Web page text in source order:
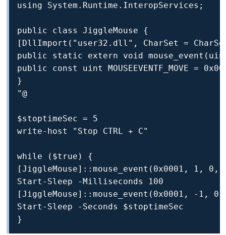
using System.Runtime.InteropServices;
public class JiggleMouse {
[DllImport("user32.dll", CharSet =
public static extern void
public const uint MOUSEEVENTF_MOVE =
}
"@
$stoptimeSec = 5
write-host "Stop CTRL + C"
while ($true) {
[JiggleMouse]::mouse_event(0x0001, 1,
Start-Sleep -Milliseconds 100
[JiggleMouse]::mouse_event(0x0001, -
Start-Sleep -Seconds $stoptimeSec
}